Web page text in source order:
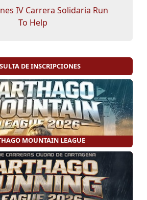
IV Carrera Solidaria Run
To Help
DE INSCRIPCIONES
MOUNTAIN LEAGUE